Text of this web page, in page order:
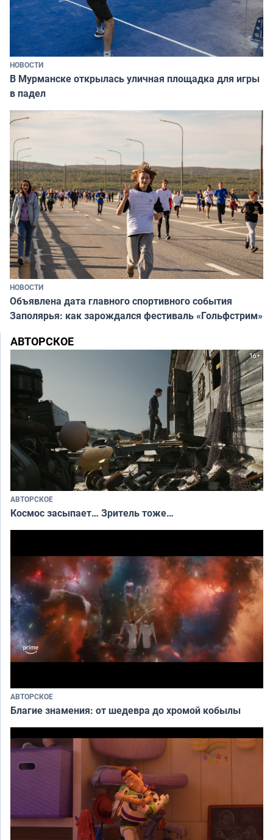
НОВОСТИ
В Мурманске открылась уличная площадка для игры
в падел
НОВОСТИ
Объявлена дата главного спортивного события
Заполярья: как зарождался фестиваль «Гольфстрим»
АВТОРСКОЕ
АВТОРСКОЕ
Космос засыпает… Зритель тоже…
АВТОРСКОЕ
Благие знамения: от шедевра до хромой кобылы